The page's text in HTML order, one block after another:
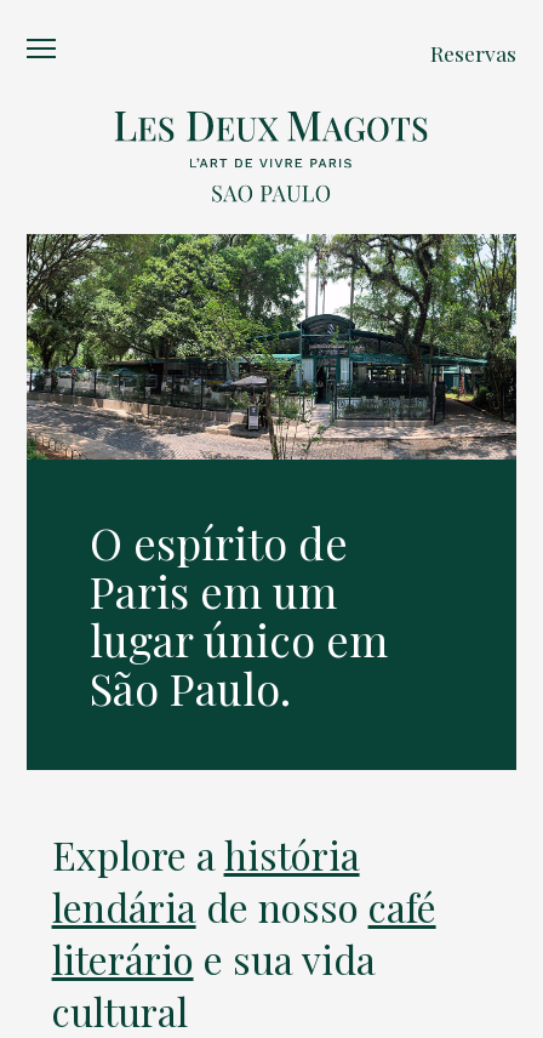
Reservas
O espírito de
Paris em um
lugar único em
São Paulo.
Explore ahistória
lendáriade nosso café
literário e sua vida
cultural